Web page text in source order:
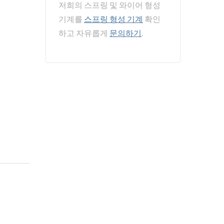
제조합니다.
저희의 스프링 및 와이어 형성
기계를 스프링 형성 기계 확인
하고 자유롭게 문의하기.